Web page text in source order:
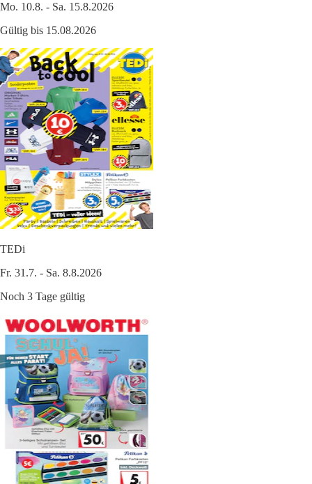
Mo. 10.8. - Sa. 15.8.2026
Gültig bis 15.08.2026
TEDi
Fr. 31.7. - Sa. 8.8.2026
Noch 3 Tage gültig